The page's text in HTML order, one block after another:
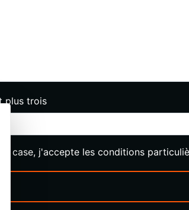
plus trois
case, j'accepte les conditions